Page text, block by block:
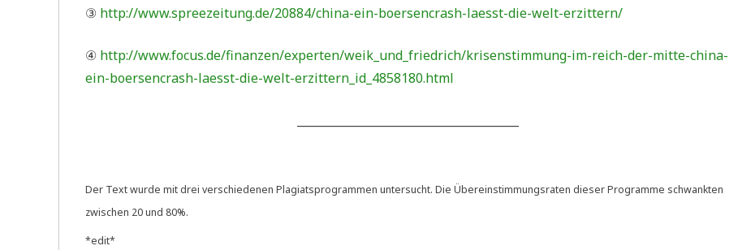
③ http://www.spreezeitung.de/20884/china-ein-boersencrash-laesst-die-welt-erzittern/
④ http://www.focus.de/finanzen/experten/weik_und_friedrich/krisenstimmung-im-reich-der-mitte-china-
ein-boersencrash-laesst-die-welt-erzittern_id_4858180.html
Der Text wur­de mit drei ver­schie­de­nen Pla­gi­ats­pro­gram­men unter­sucht. Die Über­ein­stim­mungs­ra­ten die­ser Pro­gram­me schwank­ten
zwi­schen 20 und 80%.
*edit*